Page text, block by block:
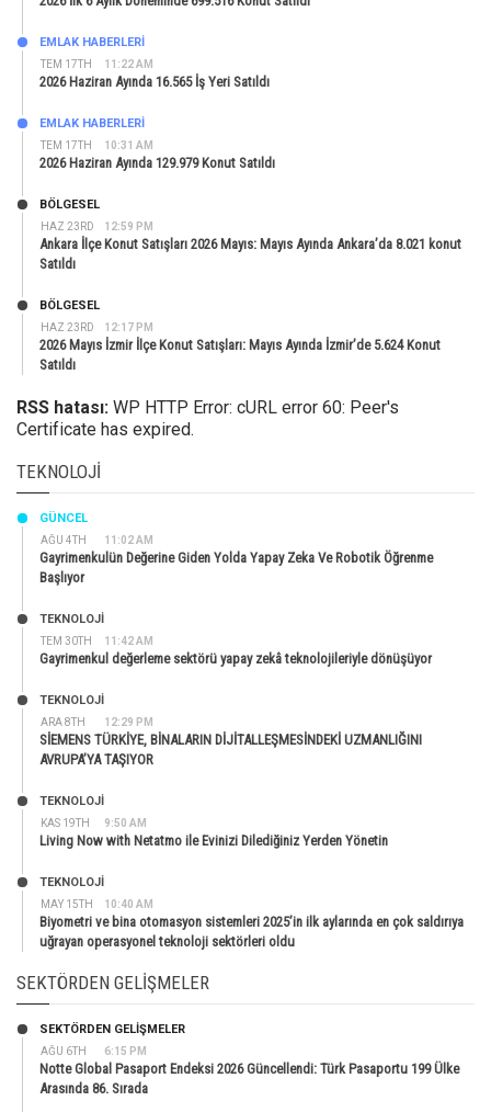
TEM 17TH 11:22 AM
EMLAK HABERLERI
2026 Haziran Ayında 16.565 İş Yeri Satıldı
TEM 17TH 10:31 AM
EMLAK HABERLERI
2026 Haziran Ayında 129.979 Konut Satıldı
HAZ 23RD 12:59 PM
BÖLGESEL
Ankara İlçe Konut Satışları 2026 Mayıs: Mayıs Ayında Ankara’da 8.021 konut
Satıldı
HAZ 23RD 12:17 PM
BÖLGESEL
2026 Mayıs İzmir İlçe Konut Satışları: Mayıs Ayında İzmir’de 5.624 Konut
Satıldı
RSS hatası: WP HTTP Error: cURL error 60: Peer's
Certificate has expired.
TEKNOLOJI
AĞU 4TH 11:02 AM
GÜNCEL
Gayrimenkulün Değerine Giden Yolda Yapay Zeka Ve Robotik Öğrenme
Başlıyor
TEM 30TH 11:42 AM
TEKNOLOJİ
Gayrimenkul değerleme sektörü yapay zekâ teknolojileriyle dönüşüyor
ARA 8TH 12:29 PM
TEKNOLOJİ
SİEMENS TÜRKİYE, BİNALARIN DİJİTALLEŞMESİNDEKİ UZMANLIĞINI
AVRUPA’YA TAŞIYOR
KAS 19TH 9:50 AM
TEKNOLOJİ
Living Now with Netatmo ile Evinizi Dilediğiniz Yerden Yönetin
MAY 15TH 10:40 AM
TEKNOLOJİ
Biyometri ve bina otomasyon sistemleri 2025’in ilk aylarında en çok saldırıya
uğrayan operasyonel teknoloji sektörleri oldu
SEKTÖRDEN GELIŞMELER
AĞU 6TH 6:15 PM
SEKTÖRDEN GELIŞMELER
Notte Global Pasaport Endeksi 2026 Güncellendi: Türk Pasaportu 199 Ülke
Arasında 86. Sırada